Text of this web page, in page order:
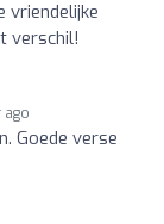
vriendelijke
verschil!
ago
Goede verse